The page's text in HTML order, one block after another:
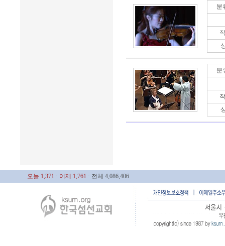
분
분
오늘 1,371 · 어제 1,761 · 전체 4,086,406